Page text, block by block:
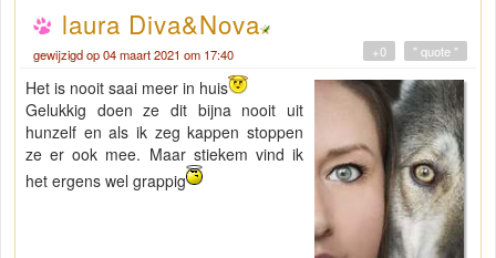
laura Diva&Nova
gewijzigd op 04 maart 2021 om 17:40 " quote "
+0
Het is nooit saai meer in huis
Gelukkig doen ze dit bijna nooit uit
hunzelf en als ik zeg kappen stoppen
ze er ook mee. Maar stiekem vind ik
het ergens wel grappig